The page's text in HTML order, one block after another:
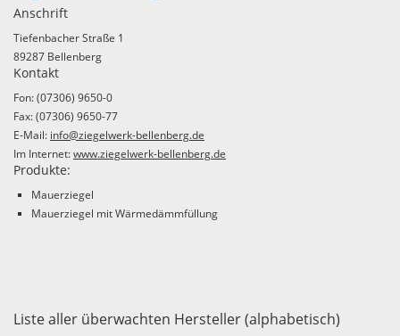
Anschrift
Tiefenbacher Straße 1
89287 Bellenberg
Kontakt
Fon: (07306) 9650-0
Fax: (07306) 9650-77
E-Mail: info@ziegelwerk-bellenberg.de
Im Internet:www.ziegelwerk-bellenberg.de
Produkte:
Mauerziegel
Mauerziegel mit Wärmedämmfüllung
Liste aller überwachten Hersteller (alphabetisch)